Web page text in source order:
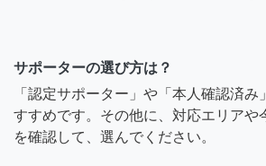
サポーターの選び方は？
「認定サポーター」や「本人確認済
すすめです。その他に、対応エリアや
を確認して、選んでください。